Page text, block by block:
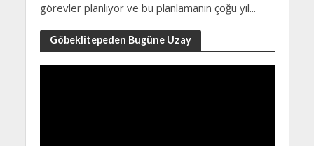
görevler planlıyor ve bu planlamanın çoğu yıl...
Göbeklitepeden Bugüne Uzay